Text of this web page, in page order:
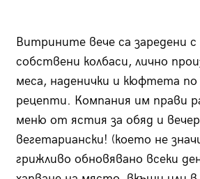
Витрините вече са заредени с
собствени колбаси, лично
меса, наденички и кюфтета
рецепти. Компания им прави
меню от ястия за обяд и
вегетариански! (което не
грижливо обновявано всеки